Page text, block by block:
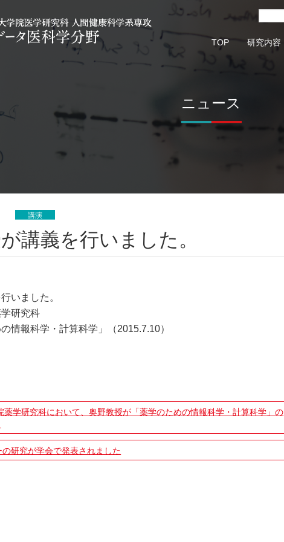
TOP 研究内容
ニュース
講演
が講義を行いました。
いました。
研究科
情報科学・計算科学」（2015.7.10）
薬学研究科において、奥野教授が「薬学のための情報科学・計算科学」の
研究が学会で発表されました